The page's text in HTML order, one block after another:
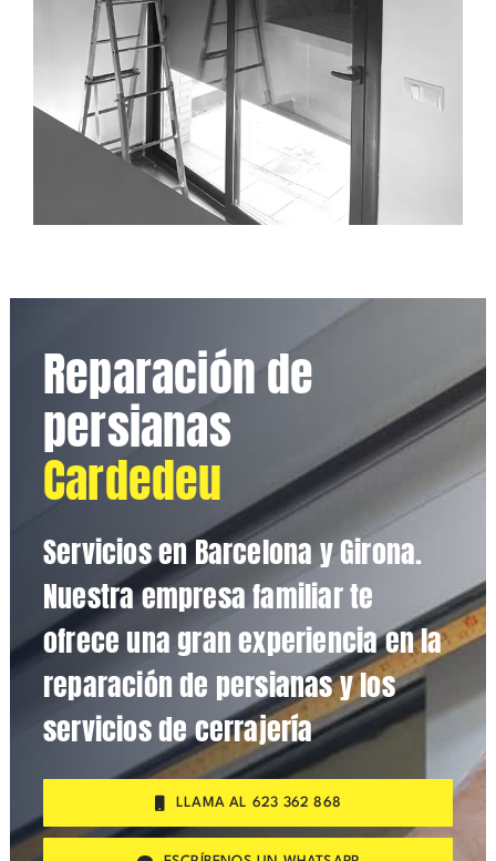
Reparación de
persianas
Cardedeu
Servicios en Barcelona y Girona.
Nuestra empresa familiar te
ofrece una gran experiencia en la
reparación de persianas y los
servicios de cerrajería
LLAMA AL 623 362 868